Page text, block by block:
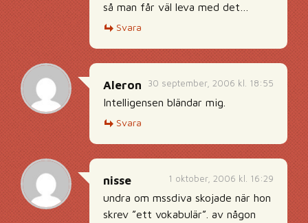
så man får väl leva med det…
Svara
30 september, 2006 kl. 18:55
Aleron
Intelligensen bländar mig.
Svara
1 oktober, 2006 kl. 16:29
nisse
undra om mssdiva skojade när hon
skrev ”ett vokabulär”. av någon